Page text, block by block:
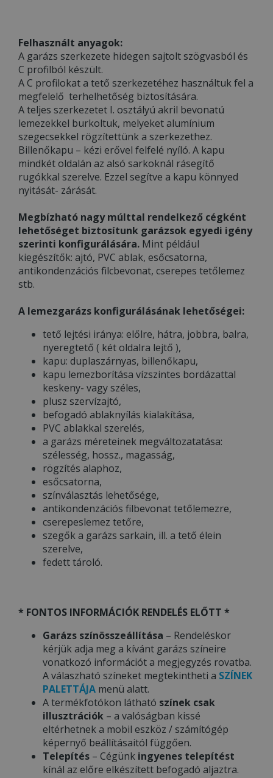
Felhasznált anyagok:
A garázs szerkezete hidegen sajtolt szögvasból és
C profilból készült.
A C profilokat a tető szerkezetéhez használtuk fel a
megfelelő terhelhetőség biztosítására.
A teljes szerkezetet I. osztályú akril bevonatú
lemezekkel burkoltuk, melyeket alumínium
szegecsekkel rögzítettünk a szerkezethez.
Billenőkapu – kézi erővel felfelé nyíló. A kapu
mindkét oldalán az alsó sarkoknál rásegítő
rugókkal szerelve. Ezzel segítve a kapu könnyed
nyitását- zárását.
Megbízható nagy múlttal rendelkező cégként
lehetőséget biztosítunk garázsok egyedi igény
szerinti konfigurálására. Mint például
kiegészítők: ajtó, PVC ablak, esőcsatorna,
antikondenzációs filcbevonat, cserepes tetőlemez
stb.
A lemezgarázs konfigurálásának lehetőségei:
tető lejtési iránya: előlre, hátra, jobbra, balra,
nyeregtető ( két oldalra lejtő ),
kapu: duplaszárnyas, billenőkapu,
kapu lemezborítása vízszintes bordázattal
keskeny- vagy széles,
plusz szervízajtó,
befogadó ablaknyílás kialakítása,
PVC ablakkal szerelés,
a garázs méreteinek megváltozatatása:
szélesség, hossz., magasság,
rögzítés alaphoz,
esőcsatorna,
színválasztás lehetősége,
antikondenzációs filbevonat tetőlemezre,
cserepeslemez tetőre,
szegők a garázs sarkain, ill. a tető élein
szerelve,
fedett tároló.
* FONTOS INFORMÁCIÓK RENDELÉS ELŐTT *
Garázs színösszeállítása – Rendeléskor
kérjük adja meg a kívánt garázs színeire
vonatkozó információt a megjegyzés rovatba.
A válaszható színeket megtekintheti a SZÍNEK
PALETTÁJA menü alatt.
A termékfotókon látható színek csak
illusztrációk – a valóságban kissé
eltérhetnek a mobil eszköz / számítógép
képernyő beállításaitól függően.
Telepítés – Cégünk ingyenes telepítést
kínál az előre elkészített befogadó aljaztra.